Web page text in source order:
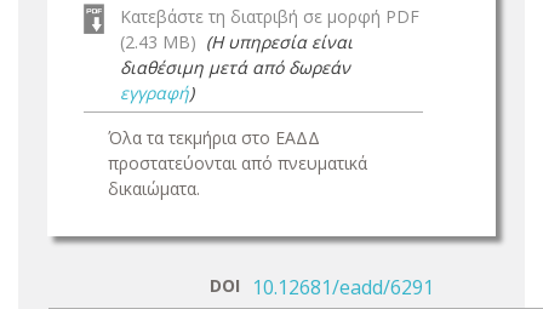
Κατεβάστε τη διατριβή σε μορφή PDF
(2.43 MB) (Η υπηρεσία είναι
διαθέσιμη μετά από δωρεάν
εγγραφή)
Όλα τα τεκμήρια στο ΕΑΔΔ
προστατεύονται από πνευματικά
δικαιώματα.
DOI 10.12681/eadd/6291